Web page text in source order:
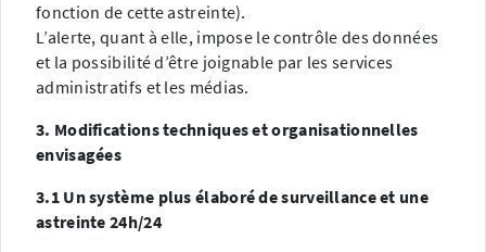
fonction de cette astreinte).
L’alerte, quant à elle, impose le contrôle des données
et la possibilité d’être joignable par les services
administratifs et les médias.
3. Modifications techniques et organisationnelles
envisagées
3.1 Un système plus élaboré de surveillance et une
astreinte 24h/24